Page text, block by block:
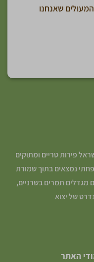
שאנחנו
פירות טריים ומתוקים
נמצאים בתוך שמורת
וכבר 3 דורות שהם מגדלים תמרים בשרניים,
של יצוא
האתר